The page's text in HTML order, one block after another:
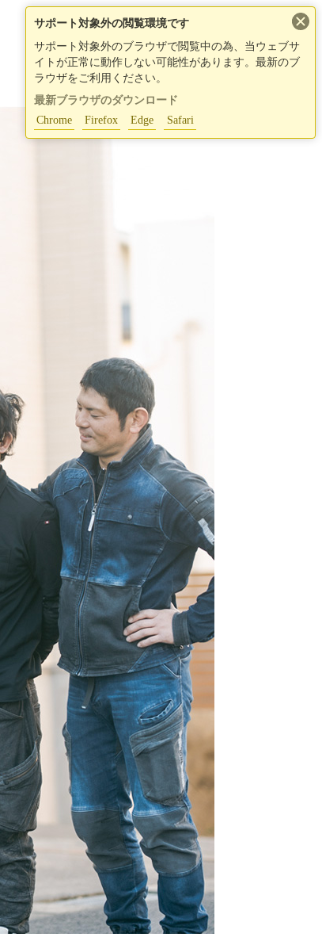
サポート対象外の閲覧環境です
サポート対象外のブラウザで閲覧中の為、当ウェブサ
イトが正常に動作しない可能性があります。最新のブ
ラウザをご利用ください。
最新ブラウザのダウンロード
Chrome
Firefox Edge Safari